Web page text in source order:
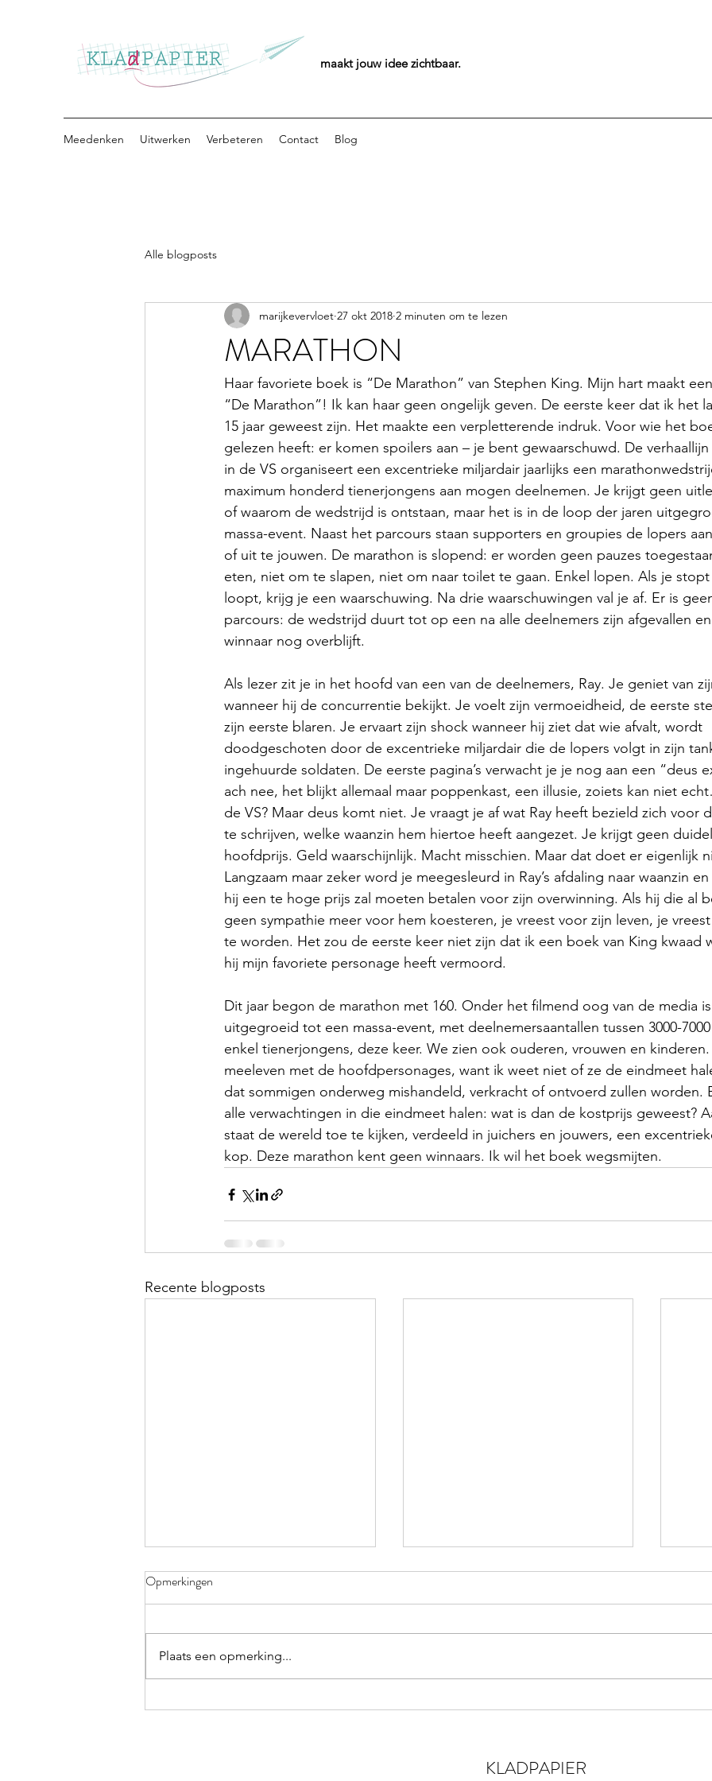
maakt jouw ideezichtbaar.
Meedenken Uitwerken Verbeteren Contact Blog
Alle blogposts
MARATHON
marijkevervloet 27 okt 2018 2 minuten om te lezen
Haar favoriete boek is “De Marathon” van Stephen King. Mijn hart maakt
“De Marathon”! Ik kan haar geen ongelijk geven. De eerste keer dat ik het
15 jaar geweest zijn. Het maakte een verpletterende indruk. Voor wie het
gelezen heeft: er komen spoilers aan – je bent gewaarschuwd. De
in de VS organiseert een excentrieke miljardair jaarlijks een
maximum honderd tienerjongens aan mogen deelnemen. Je krijgt geen
of waarom de wedstrijd is ontstaan, maar het is in de loop der jaren
massa-event. Naast het parcours staan supporters en groupies de lopers
of uit te jouwen. De marathon is slopend: er worden geen pauzes
eten, niet om te slapen, niet om naar toilet te gaan. Enkel lopen. Als je
loopt, krijg je een waarschuwing. Na drie waarschuwingen val je af. Er is
parcours: de wedstrijd duurt tot op een na alle deelnemers zijn afgevallen
winnaar nog overblijft.
Als lezer zit je in het hoofd van een van de deelnemers, Ray. Je geniet van
wanneer hij de concurrentie bekijkt. Je voelt zijn vermoeidheid, de eerste
zijn eerste blaren. Je ervaart zijn shock wanneer hij ziet dat wie afvalt, wordt
doodgeschoten door de excentrieke miljardair die de lopers volgt in zijn
ingehuurde soldaten. De eerste pagina’s verwacht je je nog aan een “deus
ach nee, het blijkt allemaal maar poppenkast, een illusie, zoiets kan niet
de VS? Maar deus komt niet. Je vraagt je af wat Ray heeft bezield zich voor
te schrijven, welke waanzin hem hiertoe heeft aangezet. Je krijgt geen
hoofdprijs. Geld waarschijnlijk. Macht misschien. Maar dat doet er eigenlijk
Langzaam maar zeker word je meegesleurd in Ray’s afdaling naar waanzin
hij een te hoge prijs zal moeten betalen voor zijn overwinning. Als hij die al
geen sympathie meer voor hem koesteren, je vreest voor zijn leven, je
te worden. Het zou de eerste keer niet zijn dat ik een boek van King kwaad
hij mijn favoriete personage heeft vermoord.
Dit jaar begon de marathon met 160. Onder het filmend oog van de media
uitgegroeid tot een massa-event, met deelnemersaantallen tussen 3000-
enkel tienerjongens, deze keer. We zien ook ouderen, vrouwen en
meeleven met de hoofdpersonages, want ik weet niet of ze de eindmeet
dat sommigen onderweg mishandeld, verkracht of ontvoerd zullen worden.
alle verwachtingen in die eindmeet halen: wat is dan de kostprijs geweest?
staat de wereld toe te kijken, verdeeld in juichers en jouwers, een
kop. Deze marathon kent geen winnaars. Ik wil het boek wegsmijten.
Recente blogposts
KLEURRIJK
Verdorie toch, weer vergeten!
volgende keer mijn knijper en
MIDPOLDER MURDERS
“Heb je zin om even mee in de
Aan
Opmerkingen
Plaats een opmerking...
KLADPAPIER